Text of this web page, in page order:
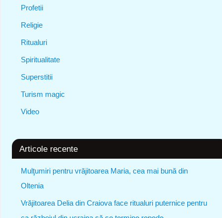
Profetii
Religie
Ritualuri
Spiritualitate
Superstitii
Turism magic
Video
Articole recente
Mulţumiri pentru vrăjitoarea Maria, cea mai bună din
Oltenia
Vrăjitoarea Delia din Craiova face ritualuri puternice pentru